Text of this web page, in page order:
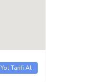
Yol Tarifi Al